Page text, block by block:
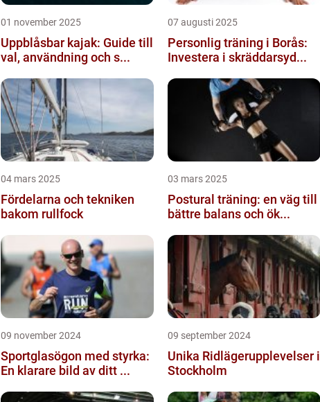
01 november 2025
Uppblåsbar kajak: Guide till
val, användning och s...
07 augusti 2025
Personlig träning i Borås:
Investera i skräddarsyd...
04 mars 2025
Fördelarna och tekniken
bakom rullfock
03 mars 2025
Postural träning: en väg till
bättre balans och ök...
09 november 2024
Sportglasögon med styrka:
En klarare bild av ditt ...
09 september 2024
Unika Ridlägerupplevelser i
Stockholm